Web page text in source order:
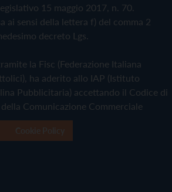
15 maggio 2017, n. 70.
ai sensi della lettera f) del comma 2
decreto Lgs.
la Fisc (Federazione Italiana
ha aderito allo IAP (Istituto
Pubblicitaria) accettando il Codice di
Comunicazione Commerciale